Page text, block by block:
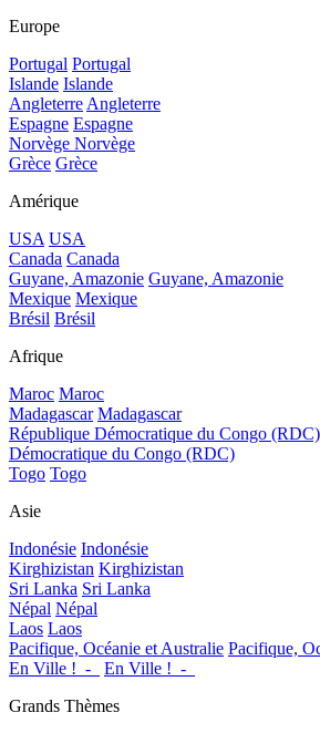
Europe
Portugal Portugal
Islande Islande
AngleterreAngleterre
Espagne Espagne
Norvège Norvège
Grèce Grèce
Amérique
USA USA
Canada Canada
Guyane, Amazonie Guyane, Amazonie
Mexique Mexique
Brésil Brésil
Afrique
Maroc Maroc
Madagascar Madagascar
République Démocratique du Congo (RDC)
Démocratique du Congo (RDC)
Togo Togo
Asie
Indonésie Indonésie
Kirghizistan Kirghizistan
Sri Lanka Sri Lanka
Népal Népal
Laos Laos
Pacifique, Océanie et Australie Pacifique,
En Ville !_-_
En Ville !_-_
Grands Thèmes